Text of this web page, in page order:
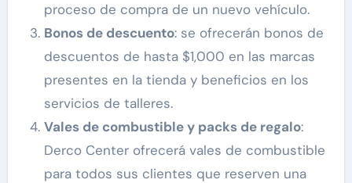
proceso de compra de un nuevo vehículo.
Bonos de descuento: se ofrecerán bonos de
descuentos de hasta $1,000 en las marcas
presentes en la tienda y beneficios en los
servicios de talleres.
Vales de combustible y packs de regalo:
Derco Center ofrecerá vales de combustible
para todos sus clientes que reserven una